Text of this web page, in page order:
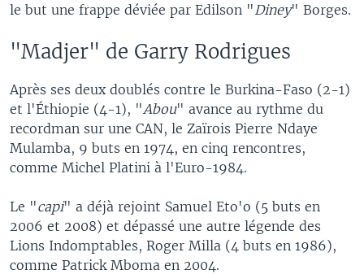
le but une frappe déviée par Edilson " Diney" Borges.
"Madjer" de Garry Rodrigues
Après ses deux doublés contre le Burkina-Faso (2-1)
et l'Éthiopie (4-1), "Abou" avance au rythme du
recordman sur une CAN, le Zaïrois Pierre Ndaye
Mulamba, 9 buts en 1974, en cinq rencontres,
comme Michel Platini à l'Euro-1984.
Le "capi" a déjà rejoint Samuel Eto'o (5 buts en
2006 et 2008) et dépassé une autre légende des
Lions Indomptables, Roger Milla (4 buts en 1986),
comme Patrick Mboma en 2004.